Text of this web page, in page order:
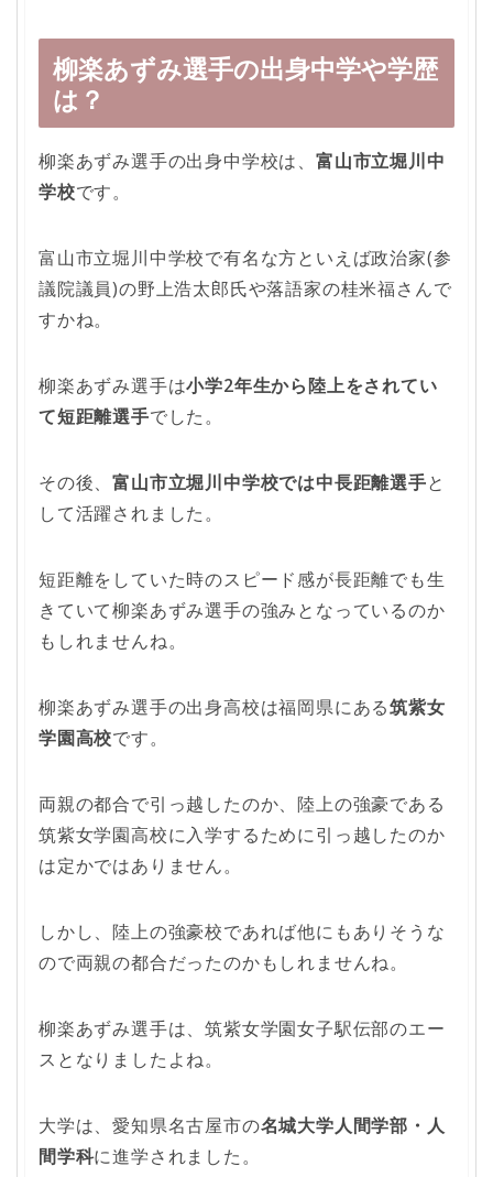
柳楽あずみ選手の出身中学や学歴
は？
柳楽あずみ選手の出身中学校は、 富山市立堀川中
学校です。
富山市立堀川中学校で有名な方といえば政治家(参
議院議員)の野上浩太郎氏や落語家の桂米福さんで
すかね。
柳楽あずみ選手は小学2年生から陸上をされてい
て短距離選手でした。
その後、富山市立堀川中学校では中長距離選手と
して活躍されました。
短距離をしていた時のスピード感が長距離でも生
きていて柳楽あずみ選手の強みとなっているのか
もしれませんね。
柳楽あずみ選手の出身高校は福岡県にある筑紫女
学園高校です。
両親の都合で引っ越したのか、陸上の強豪である
筑紫女学園高校に入学するために引っ越したのか
は定かではありません。
しかし、陸上の強豪校であれば他にもありそうな
ので両親の都合だったのかもしれませんね。
柳楽あずみ選手は、筑紫女学園女子駅伝部のエー
スとなりましたよね。
大学は、愛知県名古屋市の名城大学人間学部・人
間学科に進学されました。